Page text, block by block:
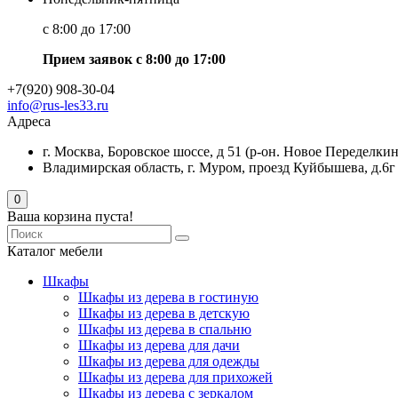
с 8:00 до 17:00
Прием заявок с 8:00 до 17:00
+7(920) 908-30-04
info@rus-les33.ru
Адреса
г. Москва, Боровское шоссе, д 51 (р-он. Новое
Владимирская область, г. Муром, проезд Куйбышева, д.6г
0
Ваша корзина пуста!
Каталог мебели
Шкафы
Шкафы из дерева в гостиную
Шкафы из дерева в детскую
Шкафы из дерева в спальню
Шкафы из дерева для дачи
Шкафы из дерева для одежды
Шкафы из дерева для прихожей
Шкафы из дерева с зеркалом